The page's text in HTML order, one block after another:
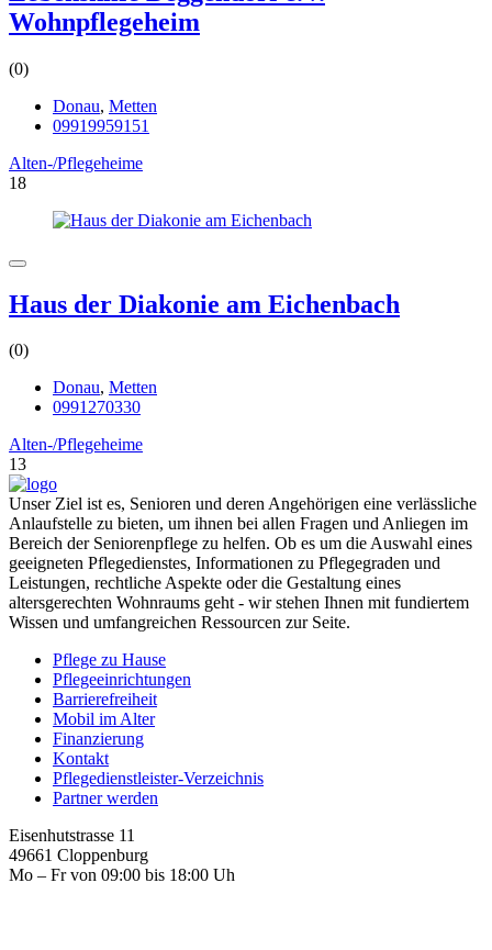
Wohnpflegeheim
(0)
Donau, Metten
09919959151
Alten-/Pflegeheime
18
Haus der Diakonie am Eichenbach
(0)
Donau, Metten
0991270330
Alten-/Pflegeheime
13
Unser Ziel ist es, Senioren und deren Angehörigen eine verlässliche
Anlaufstelle zu bieten, um ihnen bei allen Fragen und Anliegen im
Bereich der Seniorenpflege zu helfen. Ob es um die Auswahl eines
geeigneten Pflegedienstes, Informationen zu Pflegegraden und
Leistungen, rechtliche Aspekte oder die Gestaltung eines
altersgerechten Wohnraums geht - wir stehen Ihnen mit fundiertem
Wissen und umfangreichen Ressourcen zur Seite.
Pflege zu Hause
Pflegeeinrichtungen
Barrierefreiheit
Mobil im Alter
Finanzierung
Kontakt
Pflegedienstleister-Verzeichnis
Partner werden
Eisenhutstrasse 11
49661 Cloppenburg
Mo – Fr von 09:00 bis 18:00 Uh